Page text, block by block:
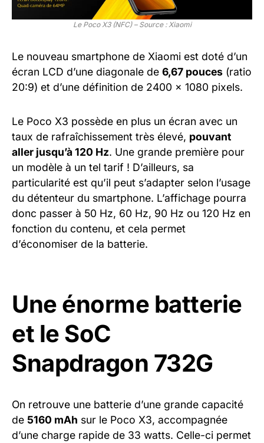
Le Poco X3 (NFC) – Source : Xiaomi
Le nouveau smartphone de Xiaomi est doté d’un
écran LCD d’une diagonale de 6,67 pouces (ratio
20:9) et d’une définition de 2400 x 1080 pixels.
Le Poco X3 possède en plus un écran avec un
taux de rafraîchissement très élevé, pouvant
aller jusqu’à 120 Hz. Une grande première pour
un modèle à un tel tarif ! D’ailleurs, sa
particularité est qu’il peut s’adapter selon l’usage
du détenteur du smartphone. L’affichage pourra
donc passer à 50 Hz, 60 Hz, 90 Hz ou 120 Hz en
fonction du contenu, et cela permet
d’économiser de la batterie.
Une énorme batterie
et le SoC
Snapdragon 732G
On retrouve une batterie d’une grande capacité
de 5160 mAh sur le Poco X3, accompagnée
d’une charge rapide de 33 watts. Celle-ci permet